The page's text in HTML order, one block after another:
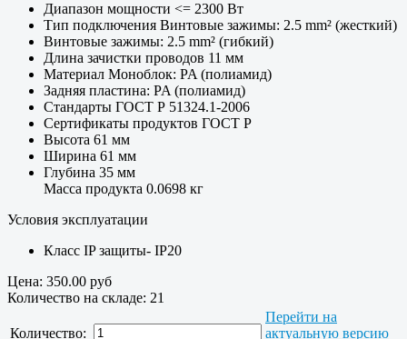
Диапазон мощности <= 2300 Вт
Тип подключения Винтовые зажимы: 2.5 mm² (жесткий)
Винтовые зажимы: 2.5 mm² (гибкий)
Длина зачистки проводов 11 мм
Материал Моноблок: PA (полиамид)
Задняя пластина: PA (полиамид)
Стандарты ГОСТ Р 51324.1-2006
Сертификаты продуктов ГОСТ Р
Высота 61 мм
Ширина 61 мм
Глубина 35 мм
Масса продукта 0.0698 кг
Условия эксплуатации
Класс IP защиты- IP20
Цена: 350.00 руб
Количество на складе: 21
Количество:
Перейти на
актуальную версию